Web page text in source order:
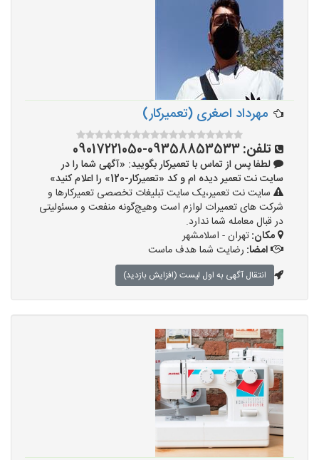
مهرداد اصغری (تعمیرکار)
تلفن:09358853533-09017221050
لطفا پس از تماس با تعمیرکار بگویید: «آگهی شما را در
سایت نت تعمیر دیده ام و کد «تعمیرکار-120» را اعلام کنید»
سایت نت تعمیر،یک سایت تبلیغات تخصصی تعمیرکارها و
شرکت های تعمیرات لوازم است وهیچ‌گونه منفعت و مسئولیتی
در قبال معامله شما ندارد.
مکان:تهران - اسلامشهر
امضا: رضایت شما هدف ماست
انتقال آگهی به اول لیست (افزایش بازدید)